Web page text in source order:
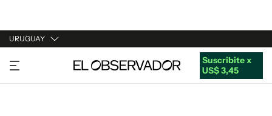
URUGUAY
URUGUAY
ARGENTINA
Suscribite x
US$ 3,45